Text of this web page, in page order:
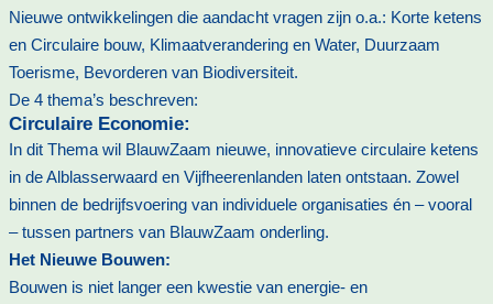
Nieuwe ontwikkelingen die aandacht vragen zijn o.a.: Korte ketens
en Circulaire bouw, Klimaatverandering en Water, Duurzaam
Toerisme, Bevorderen van Biodiversiteit.
De 4 thema’s beschreven:
Circulaire Economie:
In dit Thema wil BlauwZaam nieuwe, innovatieve circulaire ketens
in de Alblasserwaard en Vijfheerenlanden laten ontstaan. Zowel
binnen de bedrijfsvoering van individuele organisaties én – vooral
– tussen partners van BlauwZaam onderling.
Het Nieuwe Bouwen:
Bouwen is niet langer een kwestie van energie- en